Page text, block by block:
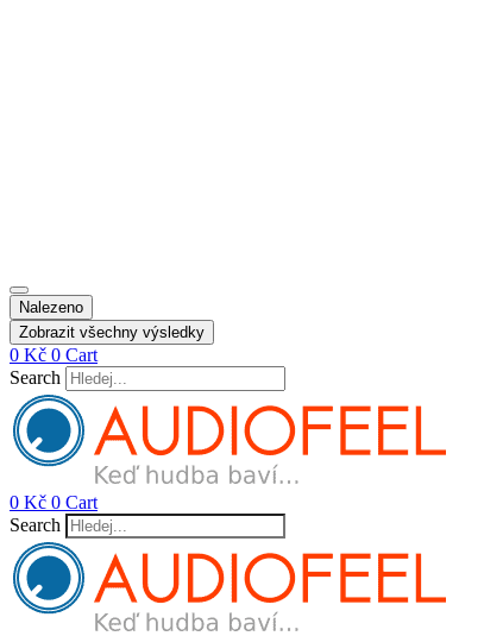
Nalezeno
Zobrazit všechny výsledky
0 Kč 0 Cart
Search
0 Kč 0 Cart
Search